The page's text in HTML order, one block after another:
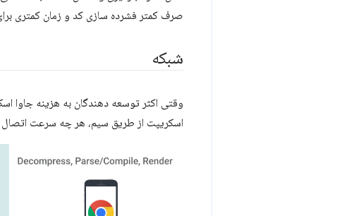
صرف کمتر فشرده سازی کد و زمان کمتری
شبکه
وقتی اکثر توسعه دهندگان به هزینه جاوا
اسکریپت از طریق سیم، هر چه سرعت اتصال